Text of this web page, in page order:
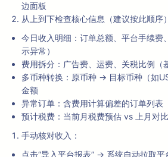
边面板
从上到下检查核心信息（建议按此顺序
今日收入明细：订单总额、平台手续费
示异常）
费用拆分：广告费、运费、关税比例（
多币种转换：原币种 → 目标币种（如
金额
异常订单：含费用计算偏差的订单列表
预计税费：当前月税费预估 vs 上月对比
手动核对收入：
点击“导入平台报表” → 系统自动拉取平